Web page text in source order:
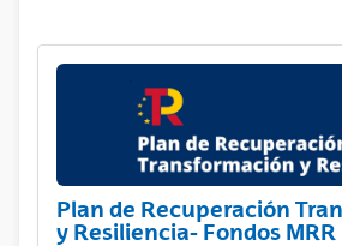
Plan de Recuperación
y Resiliencia- Fondos MRR